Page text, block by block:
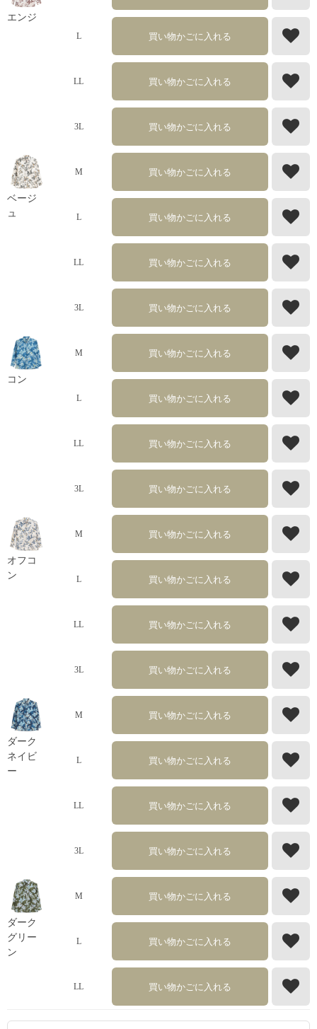
エンジ
L 買い物かごに入れる
LL 買い物かごに入れる
3L 買い物かごに入れる
ベージ
ュ
M 買い物かごに入れる
L 買い物かごに入れる
LL 買い物かごに入れる
3L 買い物かごに入れる
コン
M 買い物かごに入れる
L 買い物かごに入れる
LL 買い物かごに入れる
3L 買い物かごに入れる
オフコ
ン
M 買い物かごに入れる
L 買い物かごに入れる
LL 買い物かごに入れる
3L 買い物かごに入れる
ダーク
ネイビ
ー
M 買い物かごに入れる
L 買い物かごに入れる
LL 買い物かごに入れる
3L 買い物かごに入れる
ダーク
グリー
ン
M 買い物かごに入れる
L 買い物かごに入れる
LL 買い物かごに入れる